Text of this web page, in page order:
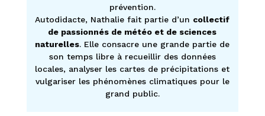
prévention.
Autodidacte, Nathalie fait partie d’un collectif
de passionnés de météo et de sciences
naturelles. Elle consacre une grande partie de
son temps libre à recueillir des données
locales, analyser les cartes de précipitations et
vulgariser les phénomènes climatiques pour le
grand public.